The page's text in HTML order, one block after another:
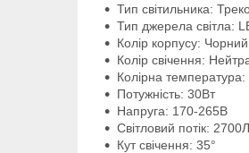
Тип світильника:
Тип джерела світла:
Колір корпусу: Чорний
Колір свічення:
Колірна
Потужність: 30Вт
Напруга: 170-265В
Світловий потік:
Кут свічення: 35°